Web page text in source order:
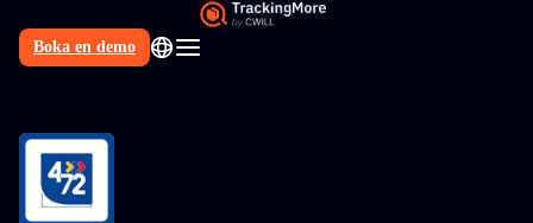
Boka en demo